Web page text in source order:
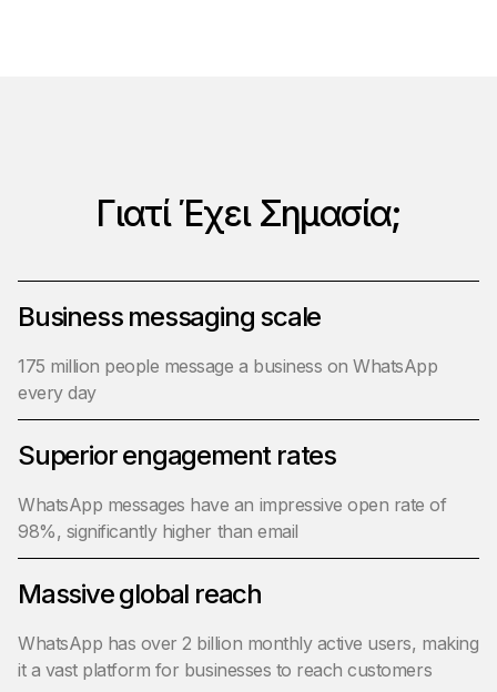
Γιατί Έχει Σημασία;
Business messaging scale
175 million people message a business on WhatsApp
every day
Superior engagement rates
WhatsApp messages have an impressive open rate of
98%, significantly higher than email
Massive global reach
WhatsApp has over 2 billion monthly active users, making
it a vast platform for businesses to reach customers